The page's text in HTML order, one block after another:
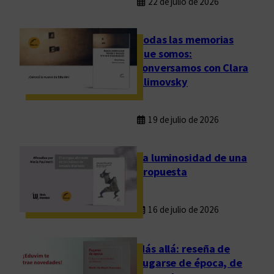
Todas las memorias
que somos:
conversamos con Clara
Klimovsky
19 de julio de 2026
La luminosidad de una
propuesta
16 de julio de 2026
Más allá: reseña de
Fugarse de época, de